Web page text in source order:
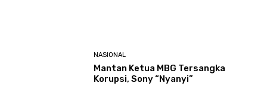
NASIONAL
Mantan Ketua MBG Tersangka
Korupsi, Sony “Nyanyi”